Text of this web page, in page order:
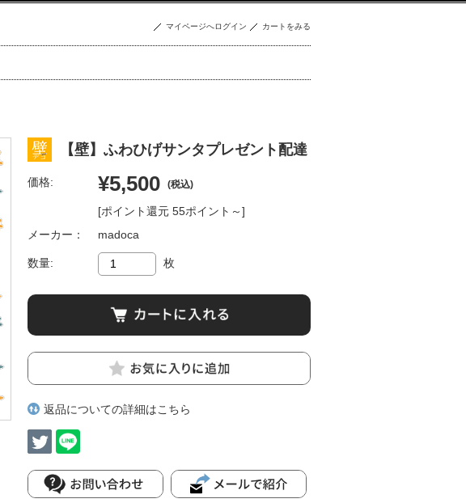
マイページへログイン カートをみる
【壁】ふわひげサンタプレゼント配達
価格: ¥5,500 (税込)
[ポイント還元 55ポイント～]
メーカー：
madoca
数量: 枚
返品についての詳細はこちら